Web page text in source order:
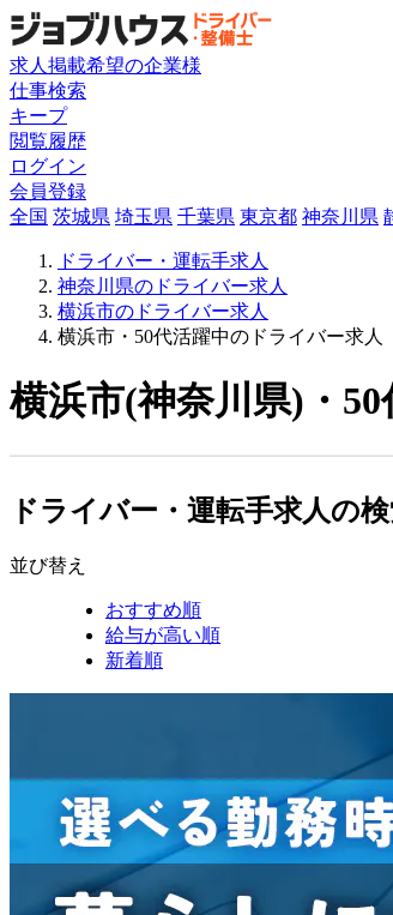
求人掲載希望の企業様
仕事検索
キープ
閲覧履歴
ログイン
会員登録
全国 茨城県 埼玉県 千葉県 東京都 神奈川県
ドライバー・運転手求人
神奈川県のドライバー求人
横浜市のドライバー求人
横浜市・50代活躍中のドライバー求人
横浜市(神奈川県)・
ドライバー・運転手求人の
並び替え
おすすめ順
給与が高い順
新着順